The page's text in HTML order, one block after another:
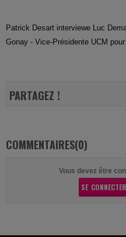
Patrick Desart interviewe Luc
Gonay - Vice-Présidente UCM
PARTAGEZ !
COMMENTAIRES(0)
Vous devez être
SE CONNECTER